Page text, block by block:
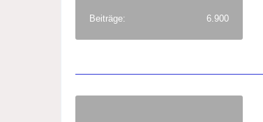
Beiträge 6.900